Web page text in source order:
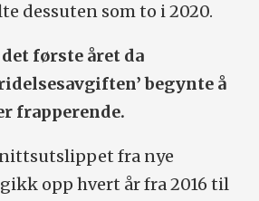
dessuten som to i 2020.
første året da
begynte å
frapperende.
fra nye
opp hvert år fra 2016 til